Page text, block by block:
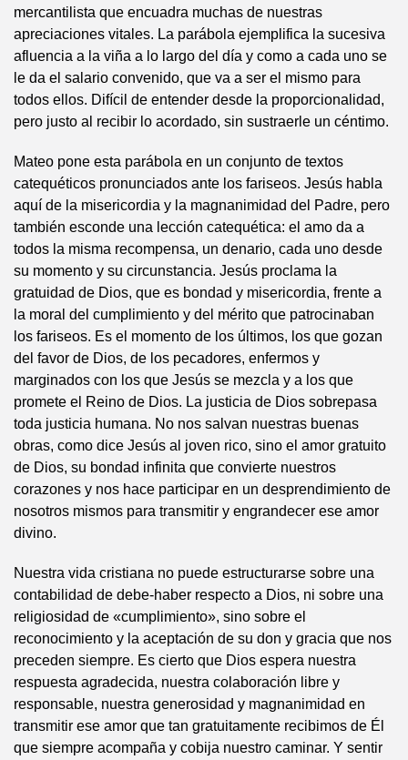
mercantilista que encuadra muchas de nuestras
apreciaciones vitales. La parábola ejemplifica la sucesiva
afluencia a la viña a lo largo del día y como a cada uno se
le da el salario convenido, que va a ser el mismo para
todos ellos. Difícil de entender desde la proporcionalidad,
pero justo al recibir lo acordado, sin sustraerle un céntimo.
Mateo pone esta parábola en un conjunto de textos
catequéticos pronunciados ante los fariseos. Jesús habla
aquí de la misericordia y la magnanimidad del Padre, pero
también esconde una lección catequética: el amo da a
todos la misma recompensa, un denario, cada uno desde
su momento y su circunstancia. Jesús proclama la
gratuidad de Dios, que es bondad y misericordia, frente a
la moral del cumplimiento y del mérito que patrocinaban
los fariseos. Es el momento de los últimos, los que gozan
del favor de Dios, de los pecadores, enfermos y
marginados con los que Jesús se mezcla y a los que
promete el Reino de Dios. La justicia de Dios sobrepasa
toda justicia humana. No nos salvan nuestras buenas
obras, como dice Jesús al joven rico, sino el amor gratuito
de Dios, su bondad infinita que convierte nuestros
corazones y nos hace participar en un desprendimiento de
nosotros mismos para transmitir y engrandecer ese amor
divino.
Nuestra vida cristiana no puede estructurarse sobre una
contabilidad de debe-haber respecto a Dios, ni sobre una
religiosidad de «cumplimiento», sino sobre el
reconocimiento y la aceptación de su don y gracia que nos
preceden siempre. Es cierto que Dios espera nuestra
respuesta agradecida, nuestra colaboración libre y
responsable, nuestra generosidad y magnanimidad en
transmitir ese amor que tan gratuitamente recibimos de Él
que siempre acompaña y cobija nuestro caminar. Y sentir